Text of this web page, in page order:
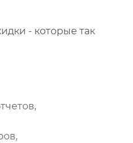
- которые так